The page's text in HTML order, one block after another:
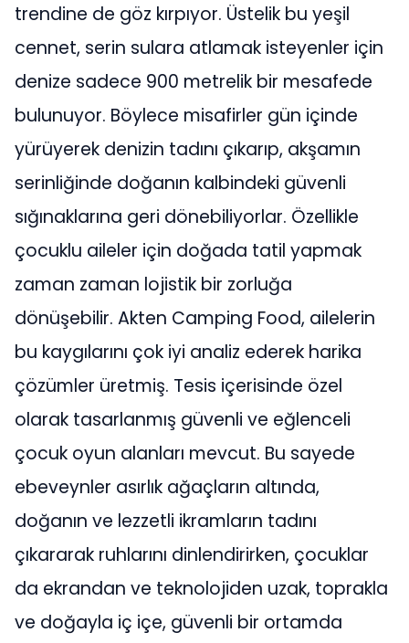
trendine de göz kırpıyor. Üstelik bu yeşil
cennet, serin sulara atlamak isteyenler için
denize sadece 900 metrelik bir mesafede
bulunuyor. Böylece misafirler gün içinde
yürüyerek denizin tadını çıkarıp, akşamın
serinliğinde doğanın kalbindeki güvenli
sığınaklarına geri dönebiliyorlar. Özellikle
çocuklu aileler için doğada tatil yapmak
zaman zaman lojistik bir zorluğa
dönüşebilir. Akten Camping Food, ailelerin
bu kaygılarını çok iyi analiz ederek harika
çözümler üretmiş. Tesis içerisinde özel
olarak tasarlanmış güvenli ve eğlenceli
çocuk oyun alanları mevcut. Bu sayede
ebeveynler asırlık ağaçların altında,
doğanın ve lezzetli ikramların tadını
çıkararak ruhlarını dinlendirirken, çocuklar
da ekrandan ve teknolojiden uzak, toprakla
ve doğayla iç içe, güvenli bir ortamda